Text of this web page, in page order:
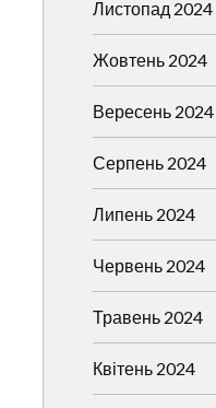
Листопад 2024
Жовтень 2024
Вересень 2024
Серпень 2024
Липень 2024
Червень 2024
Травень 2024
Квітень 2024